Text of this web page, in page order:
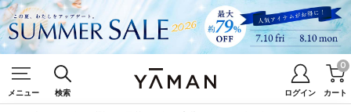
メニュー 検索 ログイン カート
0